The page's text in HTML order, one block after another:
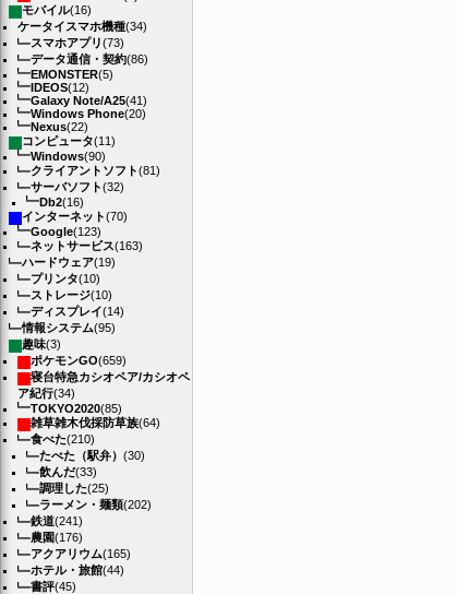
モバイル(16)
ケータイスマホ機種(34)
スマホアプリ(73)
データ通信・契約(86)
EMONSTER(5)
IDEOS(12)
Galaxy Note/A25(41)
Windows Phone(20)
Nexus(22)
コンピュータ(11)
Windows(90)
クライアントソフト(81)
サーバソフト(32)
Db2(16)
インターネット(70)
Google(123)
ネットサービス(163)
ハードウェア(19)
プリンタ(10)
ストレージ(10)
ディスプレイ(14)
情報システム(95)
趣味(3)
ポケモンGO(659)
寝台特急カシオペア/カシオペ
ア紀行(34)
TOKYO2020(85)
雑草雑木伐採防草族(64)
食べた(210)
たべた（駅弁） (30)
飲んだ(33)
調理した(25)
ラーメン・麺類(202)
鉄道(241)
農園(176)
アクアリウム(165)
ホテル・旅館(44)
書評(45)